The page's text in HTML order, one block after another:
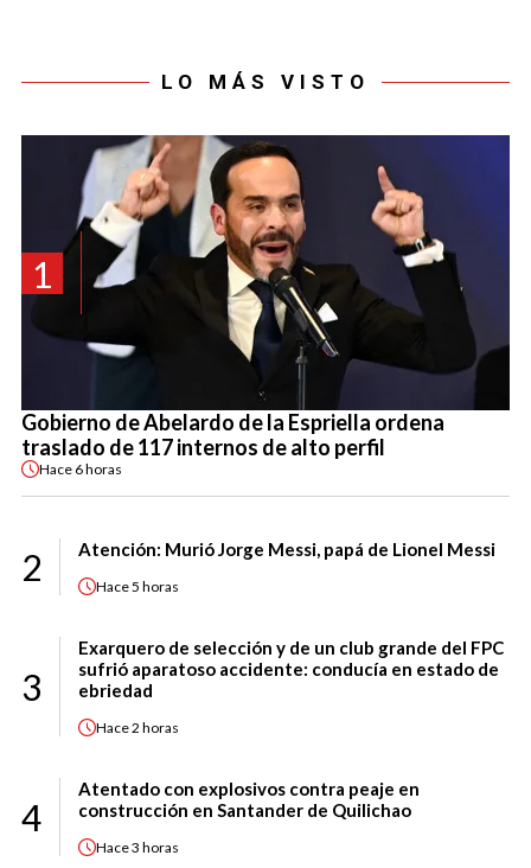
LO MÁS VISTO
1
Gobierno de Abelardo de la Espriella ordena
traslado de 117 internos de alto perfil
Hace 6 horas
2 Atención: Murió Jorge Messi, papá de Lionel Messi
Hace5 horas
3
Exarquero de selección y de un club grande del FPC
sufrió aparatoso accidente: conducía en estado de
ebriedad
Hace2 horas
4
Atentado con explosivos contra peaje en
construcción en Santander de Quilichao
Hace3 horas